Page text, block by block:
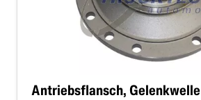
Antriebsflansch, Gelenkwelle